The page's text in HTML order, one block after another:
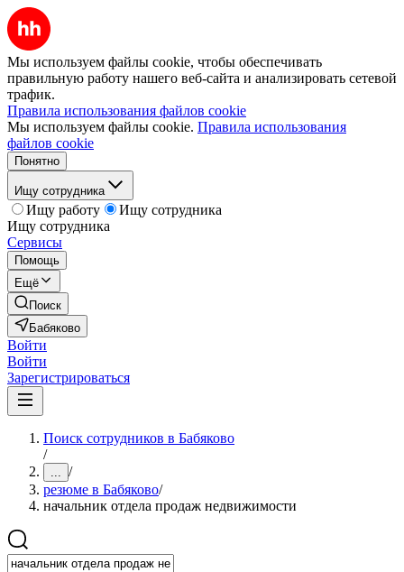
Мы используем файлы cookie, чтобы обеспечивать
правильную работу нашего веб-сайта и анализировать сетевой
трафик.
Правила использования файлов cookie
Мы используем файлы cookie. Правила использования
файлов cookie
Понятно
Ищу сотрудника
Ищу работу
Ищу сотрудника
Ищу сотрудника
Сервисы
Помощь
Ещё
Поиск
Бабяково
Войти
Войти
Зарегистрироваться
Поиск сотрудников в Бабяково
/
... /
резюме в Бабяково/
начальник отдела продаж недвижимости